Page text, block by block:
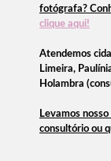
fotógrafa?
clique aqui!
Atendemos
Limeira,
Holambra
Levamos
consultório ou